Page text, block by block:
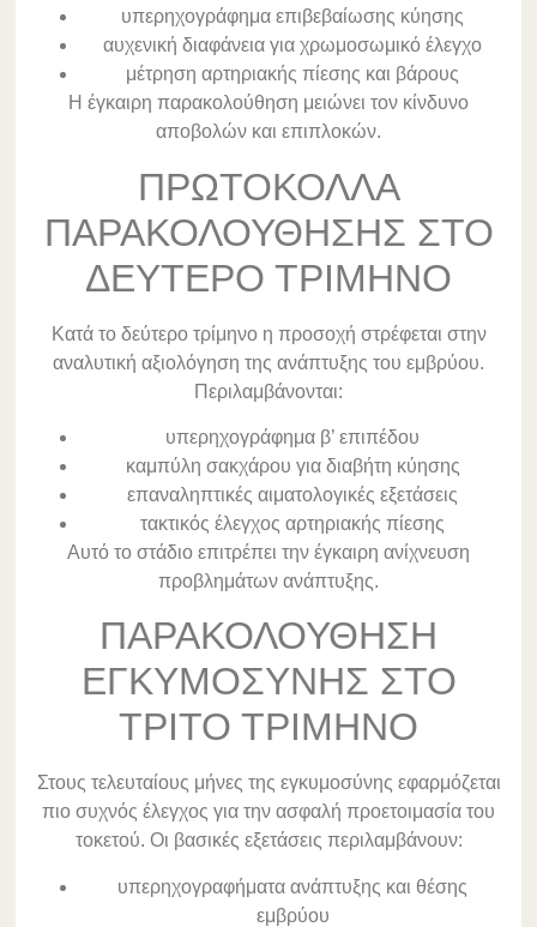
υπερηχογράφημα επιβεβαίωσης κύησης
αυχενική διαφάνεια για χρωμοσωμικό έλεγχο
μέτρηση αρτηριακής πίεσης και βάρους
Η έγκαιρη παρακολούθηση μειώνει τον κίνδυνο
αποβολών και επιπλοκών.
ΠΡΩΤΟΚΟΛΛΑ
ΠΑΡΑΚΟΛΟΥΘΗΣΗΣ ΣΤΟ
ΔΕΥΤΕΡΟ ΤΡΙΜΗΝΟ
Κατά το δεύτερο τρίμηνο η προσοχή στρέφεται στην
αναλυτική αξιολόγηση της ανάπτυξης του εμβρύου.
Περιλαμβάνονται:
υπερηχογράφημα β’ επιπέδου
καμπύλη σακχάρου για διαβήτη κύησης
επαναληπτικές αιματολογικές εξετάσεις
τακτικός έλεγχος αρτηριακής πίεσης
Αυτό το στάδιο επιτρέπει την έγκαιρη ανίχνευση
προβλημάτων ανάπτυξης.
ΠΑΡΑΚΟΛΟΥΘΗΣΗ
ΕΓΚΥΜΟΣΥΝΗΣ ΣΤΟ
ΤΡΙΤΟ ΤΡΙΜΗΝΟ
Στους τελευταίους μήνες της εγκυμοσύνης εφαρμόζεται
πιο συχνός έλεγχος για την ασφαλή προετοιμασία του
τοκετού. Οι βασικές εξετάσεις περιλαμβάνουν:
υπερηχογραφήματα ανάπτυξης και θέσης
εμβρύου